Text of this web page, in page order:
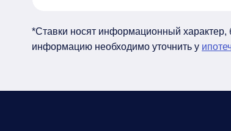
*Ставки носят информационный
информацию необходимо уточнить у